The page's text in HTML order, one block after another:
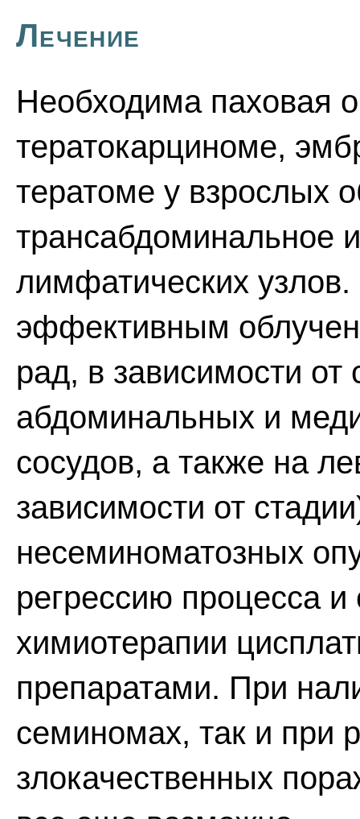
Лечение
Необходима паховая
тератокарциноме,
тератоме у взрослых
трансабдоминальное
лимфатических
эффективным
рад, в зависимости от
абдоминальных и
сосудов, а также на
зависимости от
несеминоматозных
регрессию процесса
химиотерапии
препаратами. При
семиномах, так и при
злокачественных